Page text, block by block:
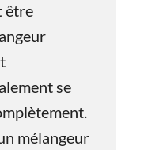
être
se
mélangeur